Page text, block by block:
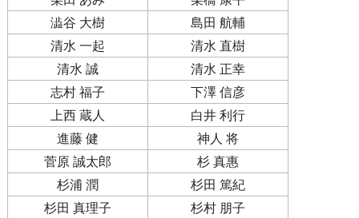
澁谷 大樹
島田 航輔
清水 一起
清水 直樹
清水 誠
清水 正幸
志村 福子
下澤 信彦
上西 蔵人
白井 利行
進藤 健
神人 将
菅原 誠太郎
杉 真惠
杉浦 潤
杉田 篤紀
杉田 真理子
杉村 朋子